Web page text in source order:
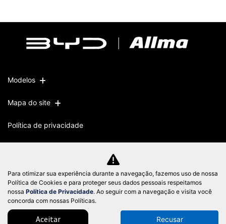
Modelos
Mapa do site
Política de privacidade
CNPJ: 51.572.871/0003-82
Desacelere. Seu bem maior é a vida.
Para otimizar sua experiência durante a navegação, fazemos uso de nossa
Política de Cookies e para proteger seus dados pessoais respeitamos
nossa Política de Privacidade. Ao seguir com a navegação e visita você
concorda com nossas Políticas.
Aceitar Recusar